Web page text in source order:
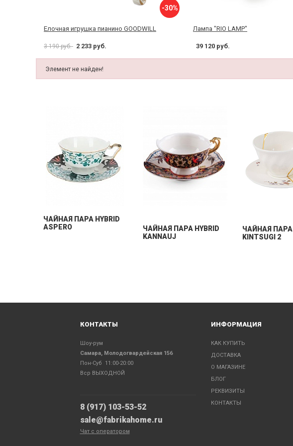
-30%
Елочная игрушка пианино GOODWILL
3 190 руб. 2 233 руб.
Лампа "RIO LAMP"
39 120 руб.
Элемент не найден!
ЧАЙНАЯ ПАРА HYBRID
ASPERO
ЧАЙНАЯ ПАРА HYBRID
KANNAUJ
ЧАЙНАЯ ПАРА
KINTSUGI 2
КОНТАКТЫ
Шоу-рум
Самара, Молодогвардейская 156
Пон-Суб 11:00-20:00
Вср ВЫХОДНОЙ
8 (917) 103-53-52
sale@fabrikahome.ru
Чат с оператором
ИНФОРМАЦИЯ
КАК КУПИТЬ
ДОСТАВКА
О МАГАЗИНЕ
БЛОГ
РЕКВИЗИТЫ
КОНТАКТЫ